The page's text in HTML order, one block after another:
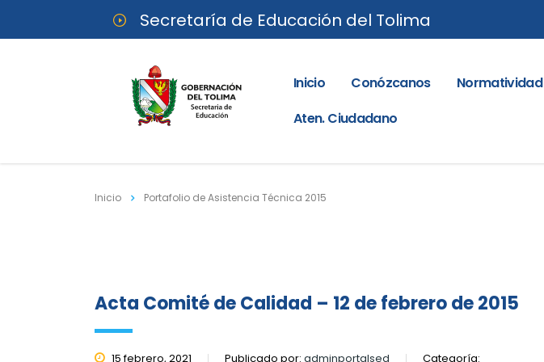
Secretaría de Educación del Tolima
Inicio Conózcanos Normatividad
Aten. Ciudadano
Inicio Portafolio de Asistencia Técnica 2015
Acta Comité de Calidad – 12 de febrero de 2015
15 febrero, 2021 Publicado por: adminportalsed Categoría: